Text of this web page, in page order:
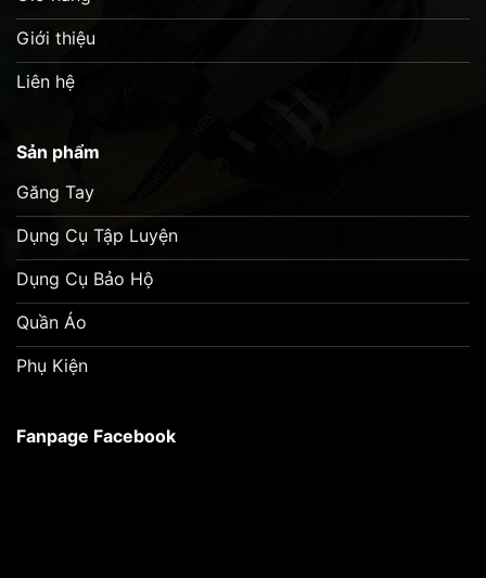
Giới thiệu
Liên hệ
Sản phẩm
Găng Tay
Dụng Cụ Tập Luyện
Dụng Cụ Bảo Hộ
Quần Áo
Phụ Kiện
Fanpage Facebook